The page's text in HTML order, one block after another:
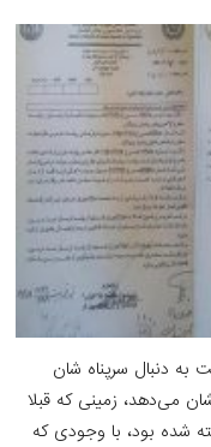
دنبال سرپناه‌ شان
می‌دهد، زمینی که قبلا
شده بود، با وجودی که